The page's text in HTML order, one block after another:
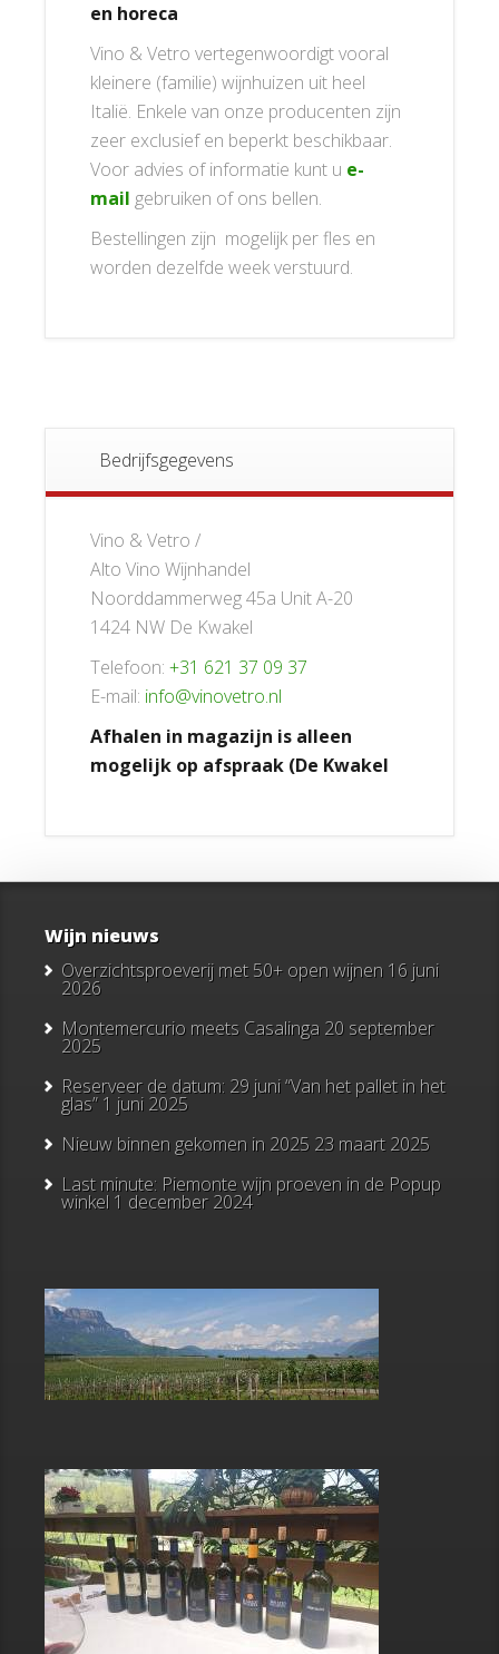
en horeca
Vino & Vetro vertegenwoordigt vooral
kleinere (familie) wijnhuizen uit heel
Italië. Enkele van onze producenten zijn
zeer exclusief en beperkt beschikbaar.
Voor advies of informatie kunt u e-
mail gebruiken of ons bellen.
Bestellingen zijn mogelijk per fles en
worden dezelfde week verstuurd.
Bedrijfsgegevens
Vino & Vetro /
Alto Vino Wijnhandel
Noorddammerweg 45a Unit A-20
1424 NW De Kwakel
Telefoon: +31 621 37 09 37
E-mail: info@vinovetro.nl
Afhalen in magazijn is alleen
mogelijk op afspraak (De Kwakel
Wijn nieuws
Overzichtsproeverij met 50+ open wijnen 16 juni
2026
Montemercurio meets Casalinga 20 september
2025
Reserveer de datum: 29 juni “Van het pallet in het
glas” 1 juni 2025
Nieuw binnen gekomen in 2025 23 maart 2025
Last minute: Piemonte wijn proeven in de Popup
winkel 1 december 2024